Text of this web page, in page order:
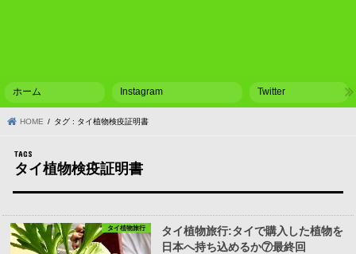
ホーム Instagram Twitter
HOME タグ : タイ植物検疫証明書
タイ植物検疫証明書
タイ植物旅行
タイ植物旅行:タイで購入した植物を
日本へ持ち込めるか⑦最終回